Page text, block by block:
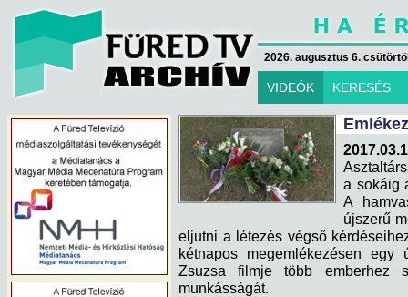
2026. augusztus 6.
VIDEÓK KERESÉS
a sokáig
A
újszerű
eljutni a létezés végső
kétnapos megemlékezésen
Zsuzsa filmje több emberhez
munkásságát.